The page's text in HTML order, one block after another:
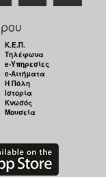
Κ.Ε.Π.
Τηλέφωνα
e-Υπηρεσίες
e-Αιτήματα
Η Πόλη
Ιστορία
Κνωσός
Μουσεία